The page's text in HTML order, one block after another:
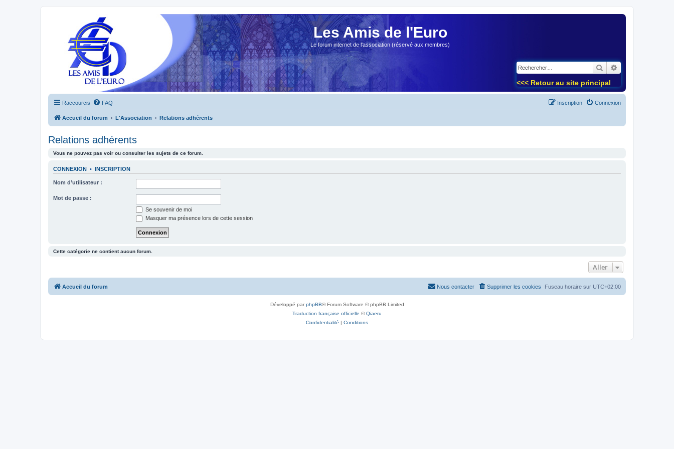
Les Amis de l'Euro
Le forum internet de l'association (réservé aux membres)
Rechercher
<<< Retour au site principal
Raccourcis FAQ Connexion
Inscription
Accueil du forum L'Association Relations adhérents
Relations adhérents
Vous ne pouvez pas voir ou consulter les sujets de ce forum.
CONNEXION • INSCRIPTION
Nom d’utilisateur :
Mot de passe :
Se souvenir de moi
Masquer ma présence lors de cette session
Cette catégorie ne contient aucun forum.
Aller
Accueil du forum Fuseau horaire sur UTC+02:00
Supprimer les cookies
Nous contacter
Développé parphpBB® Forum Software © phpBB Limited
Traduction française officielle ©Qiaeru
Confidentialité | Conditions